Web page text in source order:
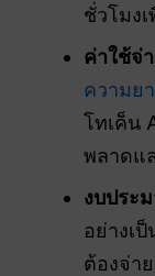
ชั่วโมง
ค่าใช้จ่
ความย
โทเค็น
พลาดแ
งบประ
อย่างเ
ต้องจ่า